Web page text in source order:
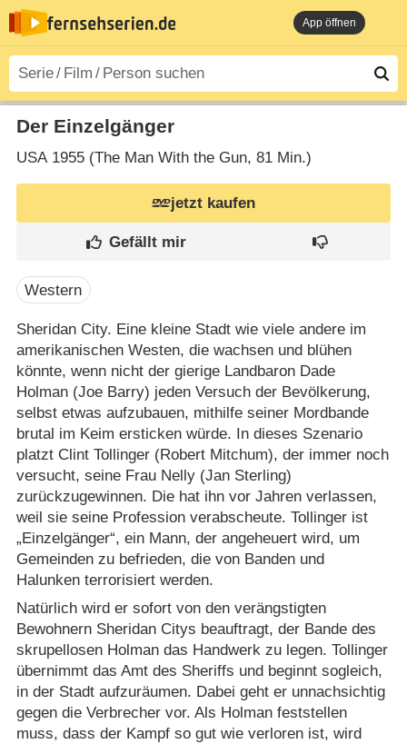
App öffnen
Der Einzelgänger
USA1955 (The Man With the Gun‎, 81 Min.)
jetzt kaufen
Western
Sheridan City. Eine kleine Stadt wie viele andere im
amerikanischen Westen, die wachsen und blühen
könnte, wenn nicht der gierige Landbaron Dade
Holman (Joe Barry) jeden Versuch der Bevölkerung,
selbst etwas aufzubauen, mithilfe seiner Mordbande
brutal im Keim ersticken würde. In dieses Szenario
platzt Clint Tollinger (Robert Mitchum), der immer noch
versucht, seine Frau Nelly (Jan Sterling)
zurückzugewinnen. Die hat ihn vor Jahren verlassen,
weil sie seine Profession verabscheute. Tollinger ist
„Einzelgänger“, ein Mann, der angeheuert wird, um
Gemeinden zu befrieden, die von Banden und
Halunken terrorisiert werden.
Natürlich wird er sofort von den verängstigten
Bewohnern Sheridan Citys beauftragt, der Bande des
skrupellosen Holman das Handwerk zu legen. Tollinger
übernimmt das Amt des Sheriffs und beginnt sogleich,
in der Stadt aufzuräumen. Dabei geht er unnachsichtig
gegen die Verbrecher vor. Als Holman feststellen
muss, dass der Kampf so gut wie verloren ist, wird